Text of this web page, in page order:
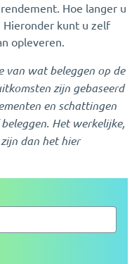
Hoe langer u
kunt u zelf
opleveren.
van wat beleggen op de
zijn gebaseerd
en schattingen
Het werkelijke,
dan het hier